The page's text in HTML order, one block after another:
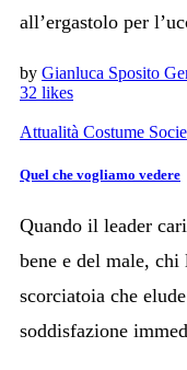
all’ergastolo per
by Gianluca Sposito
32 likes
Attualità Costume
Quel che vogliamo vedere
Quando il leader
bene e del male, chi
scorciatoia che
soddisfazione